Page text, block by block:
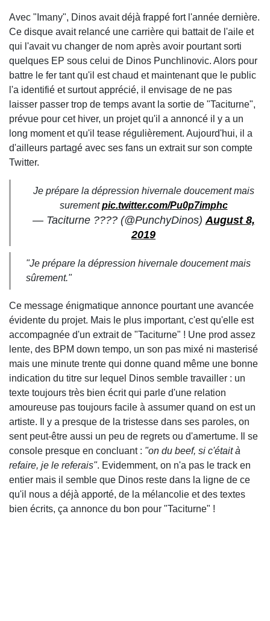
Avec "Imany", Dinos avait déjà frappé fort l'année dernière.
Ce disque avait relancé une carrière qui battait de l'aile et
qui l'avait vu changer de nom après avoir pourtant sorti
quelques EP sous celui de Dinos Punchlinovic. Alors pour
battre le fer tant qu'il est chaud et maintenant que le public
l'a identifié et surtout apprécié, il envisage de ne pas
laisser passer trop de temps avant la sortie de "Taciturne",
prévue pour cet hiver, un projet qu'il a annoncé il y a un
long moment et qu'il tease régulièrement. Aujourd'hui, il a
d'ailleurs partagé avec ses fans un extrait sur son compte
Twitter.
Je prépare la dépression hivernale doucement mais
surementpic.twitter.com/Pu0p7imphc
— Taciturne ???? (@PunchyDinos)August 8,
2019
"Je prépare la dépression hivernale doucement mais
sûrement."
Ce message énigmatique annonce pourtant une avancée
évidente du projet. Mais le plus important, c'est qu'elle est
accompagnée d'un extrait de "Taciturne" ! Une prod assez
lente, des BPM down tempo, un son pas mixé ni masterisé
mais une minute trente qui donne quand même une bonne
indication du titre sur lequel Dinos semble travailler : un
texte toujours très bien écrit qui parle d'une relation
amoureuse pas toujours facile à assumer quand on est un
artiste. Il y a presque de la tristesse dans ses paroles, on
sent peut-être aussi un peu de regrets ou d'amertume. Il se
console presque en concluant : "on du beef, si c'était à
refaire, je le referais". Evidemment, on n'a pas le track en
entier mais il semble que Dinos reste dans la ligne de ce
qu'il nous a déjà apporté, de la mélancolie et des textes
bien écrits, ça annonce du bon pour "Taciturne" !